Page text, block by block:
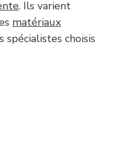
. Ils varient
matériaux
choisis